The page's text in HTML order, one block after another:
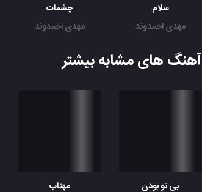
سلام
مهدی احمدوند
چشمات
مهدی احمدوند
آهنگ های مشابه بیشتر
بی تو بودن مهتاب